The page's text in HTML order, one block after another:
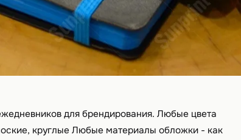
для брендирования. Любые цвета
круглые Любые материалы обложки - как